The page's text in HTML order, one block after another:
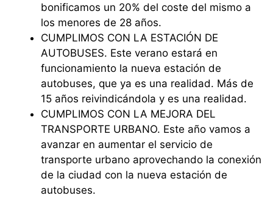
bonificamos un 20% del coste del mismo a
los menores de 28 años.
⁠CUMPLIMOS CON LA ESTACIÓN DE
AUTOBUSES. Este verano estará en
funcionamiento la nueva estación de
autobuses, que ya es una realidad. Más de
15 años reivindicándola y es una realidad.
⁠CUMPLIMOS CON LA MEJORA DEL
TRANSPORTE URBANO. Este año vamos a
avanzar en aumentar el servicio de
transporte urbano aprovechando la conexión
de la ciudad con la nueva estación de
autobuses.